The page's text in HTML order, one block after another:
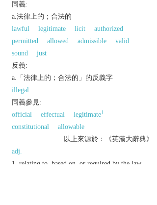
同義:
a.法律上的；合法的
lawful
legitimate licit
authorized
permitted
allowed admissible
valid
sound
just
反義:
a.「法律上的；合法的」的反義字
illegal
同義參見:
official
effectual legitimate1
constitutional
allowable
以上來源於：《英漢大辭典》
adj.
relating to, based on, or required by the law.